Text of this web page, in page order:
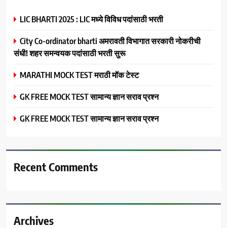
LIC BHARTI 2025 : LIC मध्ये विविध पदांसाठी भरती
City Co-ordinator bharti अमरावती विभागात सरकारी नोकरीची
संधी! शहर समन्वयक पदांसाठी भरती सुरू
MARATHI MOCK TEST मराठी मॉक टेस्ट
GK FREE MOCK TEST सामान्य ज्ञान सराव प्रश्न
GK FREE MOCK TEST सामान्य ज्ञान सराव प्रश्न
Recent Comments
Archives